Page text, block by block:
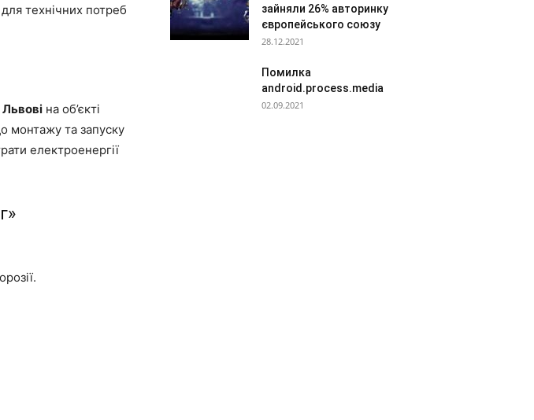
технічних потреб
на об’єкті
монтажу та запуску
електроенергії
зайняли 26% авторинку
європейського союзу
28.12.2021
Помилка
android.process.media
02.09.2021